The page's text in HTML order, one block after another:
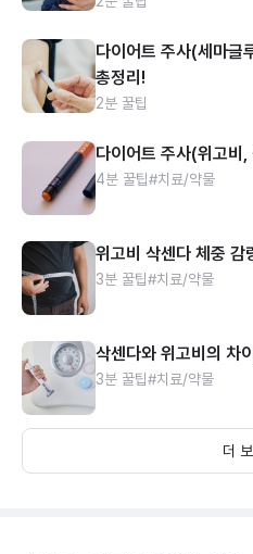
다이어트 주사(세마글
총정리!
2분 꿀팁
다이어트 주사(위고비
4분 꿀팁#치료/약물
위고비 삭센다 체중 감
3분 꿀팁#치료/약물
삭센다와 위고비의 차
3분 꿀팁#치료/약물
더 보